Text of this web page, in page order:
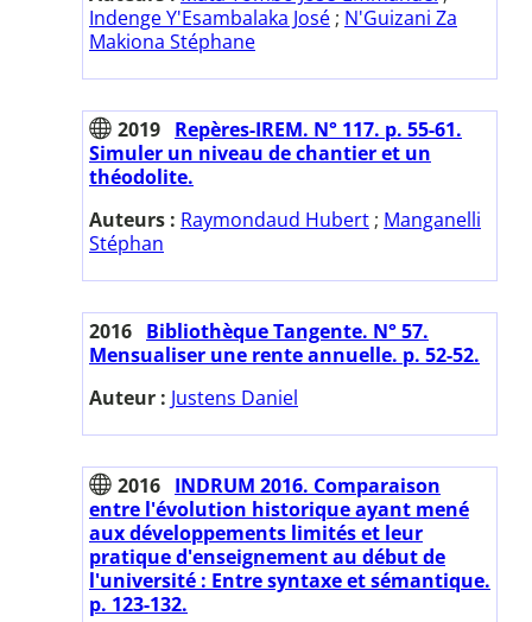
Indenge Y'Esambalaka José ; N'Guizani Za
Makiona Stéphane
2019 Repères-IREM. N° 117. p. 55-61.
Simuler un niveau de chantier et un
théodolite.
Auteurs : Raymondaud Hubert ; Manganelli
Stéphan
2016 Bibliothèque Tangente. N° 57.
Mensualiser une rente annuelle. p. 52-52.
Auteur : Justens Daniel
2016 INDRUM 2016. Comparaison
entre l'évolution historique ayant mené
aux développements limités et leur
pratique d'enseignement au début de
l'université : Entre syntaxe et sémantique.
p. 123-132.